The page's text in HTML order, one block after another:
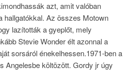
azt, amit valóban
hallgatókkal. Az összes Motown
lazították a gyeplőt, mely
Stevie Wonder élt azonnal a
sorsáról énekelhessen.1971-ben a
Angelesbe költözött. Gordy jr úgy